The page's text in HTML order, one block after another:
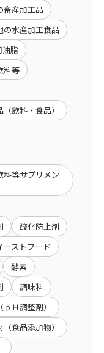
畜産加工品
の水産加工食品
油脂
料等
飲料・食品）
料等サプリメン
酸化防止剤
ーストフード
酵素
調味料
Ｈ調整剤）
食品添加物）